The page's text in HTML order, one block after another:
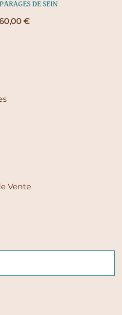
DE SEIN
€
Vente